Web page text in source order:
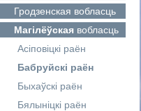
Гродзенская вобласць
Магілёўская вобласць
Асіповіцкі раён
Бабруйскі раён
Быхаўскі раён
Бялыніцкі раён